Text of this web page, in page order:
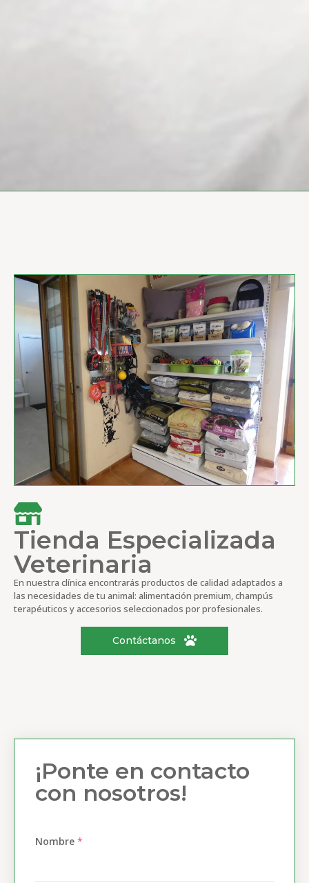
Tienda Especializada
Veterinaria
En nuestra clínica encontrarás productos de calidad adaptados a
las necesidades de tu animal: alimentación premium, champús
terapéuticos y accesorios seleccionados por profesionales.
Contáctanos
¡Ponte en contacto
con nosotros!
Nombre *